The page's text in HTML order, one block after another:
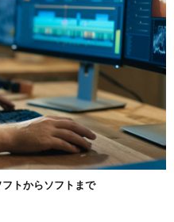
トからソフトまで